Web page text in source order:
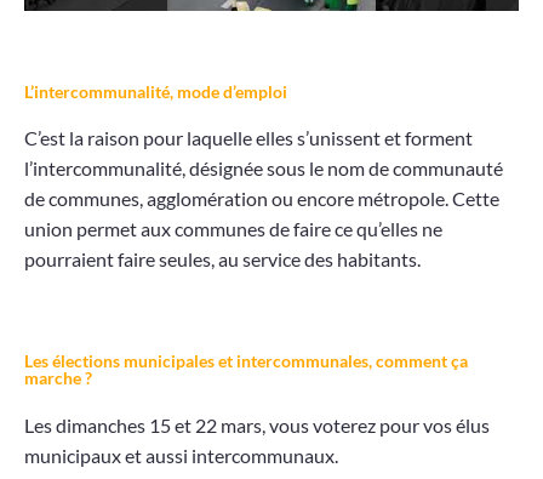
L’intercommunalité, mode d’emploi
C’est la raison pour laquelle elles s’unissent et forment
l’intercommunalité, désignée sous le nom de communauté
de communes, agglomération ou encore métropole. Cette
union permet aux communes de faire ce qu’elles ne
pourraient faire seules, au service des habitants.
Les élections municipales et intercommunales, comment ça
marche ?
Les dimanches 15 et 22 mars, vous voterez pour vos élus
municipaux et aussi intercommunaux.